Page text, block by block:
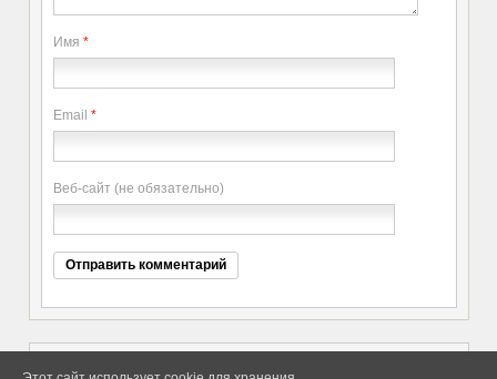
Имя *
Email *
Веб-сайт (не обязательно)